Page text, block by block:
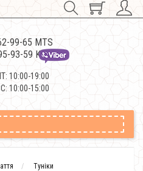
99-65 MTS
93-59 Kievstar
10:00-19:00
10:00-15:00
Туніки